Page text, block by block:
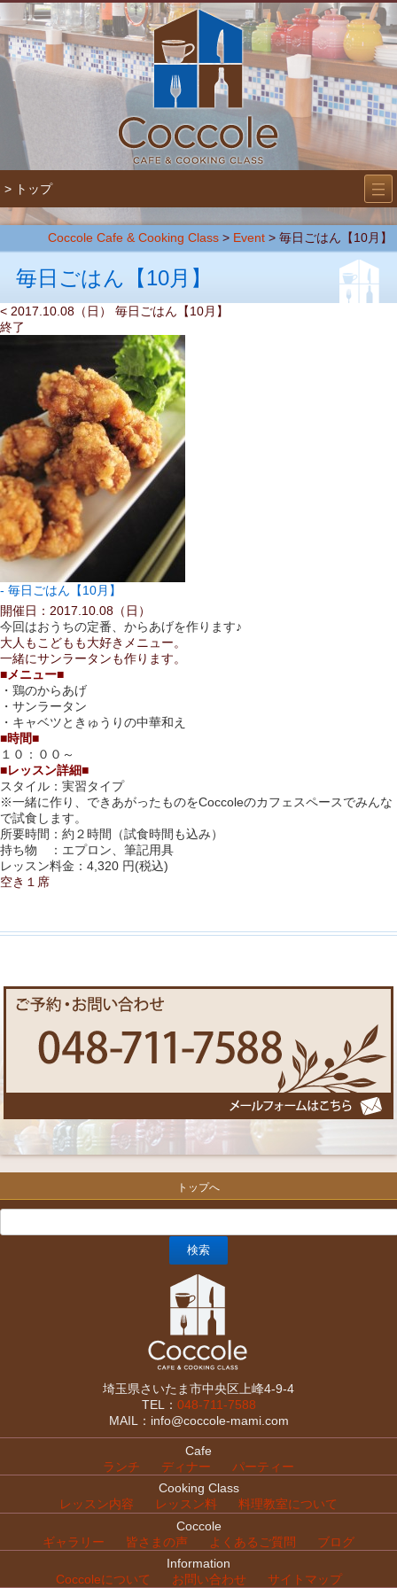
> トップ ―
―
―
Coccole Cafe & Cooking Class > Event > 毎日ごはん【10月】
毎日ごはん【10月】
< 2017.10.08（日） 毎日ごはん【10月】
終了
毎日ごはん【10月】
開催日：2017.10.08（日）
今回はおうちの定番、からあげを作ります♪
大人もこどもも大好きメニュー。
一緒にサンラータンも作ります。
■メニュー■
・鶏のからあげ
・サンラータン
・キャベツときゅうりの中華和え
■時間■
１０：００～
■レッスン詳細■
スタイル：実習タイプ
※一緒に作り、できあがったものをCoccoleのカフェスペースでみんな
で試食します。
所要時間：約２時間（試食時間も込み）
持ち物 ：エプロン、筆記用具
レッスン料金：4,320 円(税込)
空き１席
トップへ
埼玉県さいたま市中央区上峰4-9-4
TEL： 048-711-7588
MAIL：info@coccole-mami.com
Cafe
ランチ
ディナー
パーティー
Cooking Class
レッスン内容
レッスン料
料理教室について
Coccole
ギャラリー
皆さまの声 よくあるご質問
ブログ
Information
Coccoleについて
お問い合わせ サイトマップ